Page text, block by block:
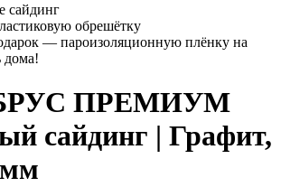
сайдинг
обрешётку
— пароизоляционную плёнку на
дома!
ПРЕМИУМ
сайдинг | Графит,